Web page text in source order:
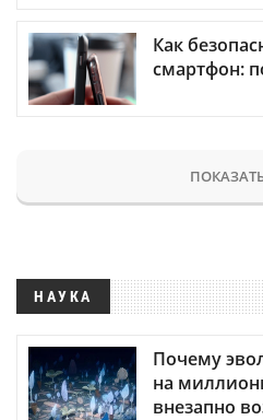
Как
смартфон:
НАУКА
Почему
на
внезапно